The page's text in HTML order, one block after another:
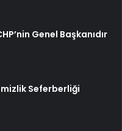
Genel Başkanıdır
Seferberliği